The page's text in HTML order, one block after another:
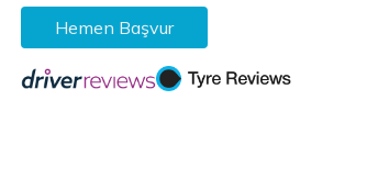
Hemen Başvur